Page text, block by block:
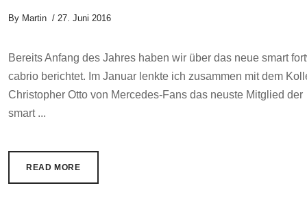
By Martin 27. Juni 2016
Bereits Anfang des Jahres haben wir über das neue smart
cabrio berichtet. Im Januar lenkte ich zusammen mit dem
Christopher Otto von Mercedes-Fans das neuste Mitglied der
smart ...
READ MORE